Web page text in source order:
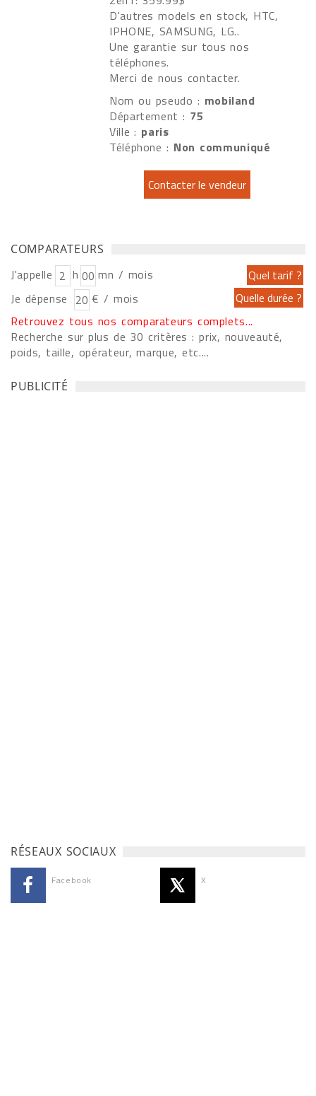
D'autres models en stock, HTC,
IPHONE, SAMSUNG, LG..
Une garantie sur tous nos
téléphones.
Merci de nous contacter.
Nom ou pseudo : mobiland
Département : 75
Ville : paris
Téléphone : Non communiqué
COMPARATEURS
J'appelle h
mn / mois
Je dépense
€ / mois
Retrouvez tous nos comparateurs complets...
Recherche sur plus de 30 critères : prix, nouveauté,
poids, taille, opérateur, marque, etc....
PUBLICITÉ
RÉSEAUX SOCIAUX
Facebook X